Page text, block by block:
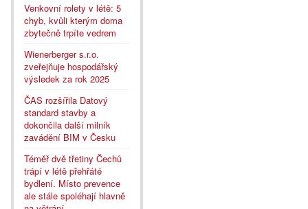
Venkovní rolety v létě: 5
chyb, kvůli kterým doma
zbytečně trpíte vedrem
Wienerberger s.r.o.
zveřejňuje hospodářský
výsledek za rok 2025
ČAS rozšířila Datový
standard stavby a
dokončila další milník
zavádění BIM v Česku
Téměř dvě třetiny Čechů
trápí v létě přehřáté
bydlení. Místo prevence
ale stále spoléhají hlavně